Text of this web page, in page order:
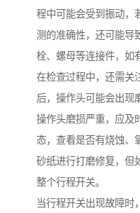
程中可能会受到振动，
测的准确性，还可能导
栓、螺母等连接件，如
在检查过程中，还需关
后，操作头可能会出现
操作头磨损严重，应及
态，查看是否有烧蚀、
砂纸进行打磨修复，但
整个行程开关。
当行程开关出现故障时